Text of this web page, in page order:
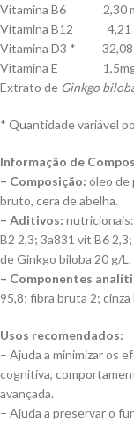
Vitamina B6 2,30
Vitamina B12 4,21
Vitamina D3 * 32,08
Vitamina E
Extrato de Ginkgo
* Quantidade variável
Informação de
– Composição: óleo de
bruto, cera de abelha.
– Aditivos:
B2 2,3; 3a831 vit B6
de Ginkgo biloba 20 g/L.
– Componentes
95,8; fibra bruta 2; cinza
Usos recomendados:
– Ajuda a minimizar os
cognitiva,
avançada.
– Ajuda a preservar o